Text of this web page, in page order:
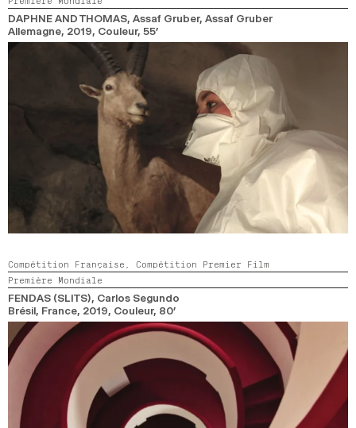
RECHERCHE
DAPHNE AND THOMAS, Assaf Gruber, Assaf Gruber
Allemagne, 2019, Couleur, 55’
Compétition Française, Compétition Premier Film
Première Mondiale
FENDAS (SLITS), Carlos Segundo
Brésil, France, 2019, Couleur, 80’